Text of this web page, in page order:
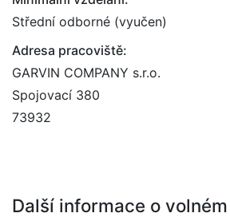
Střední odborné (vyučen)
Adresa pracoviště:
GARVIN COMPANY s.r.o.
Spojovací 380
73932
Další informace o